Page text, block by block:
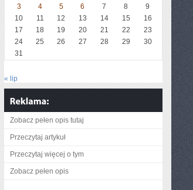
3
4 5 6 7 8
9
10
11 12 13 14 15
16
17
18 19 20 21 22
23
24
25 26 27 28 29
30
31
« lip
Zobacz pełen opis tutaj
Przeczytaj artykuł
Przeczytaj więcej o tym
Zobacz pełen opis